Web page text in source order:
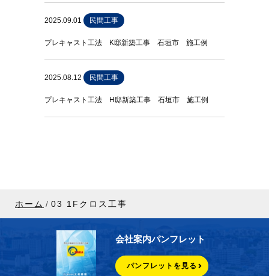
2025.09.01 民間工事
プレキャスト工法 K邸新築工事 石垣市 施工例
2025.08.12 民間工事
プレキャスト工法 H邸新築工事 石垣市 施工例
ホーム 03 1Fクロス工事
会社案内パンフレット
パンフレットを見る